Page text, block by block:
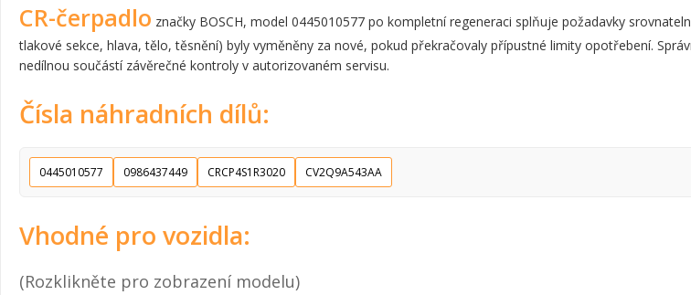
CR-čerpadlo značky BOSCH, model 0445010577 po kompletní regeneraci splňuje požadavky
tlakové sekce, hlava, tělo, těsnění) byly vyměněny za nové, pokud překračovaly přípustné limity opotřebení.
nedílnou součástí závěrečné kontroly v autorizovaném servisu.
Čísla náhradních dílů:
0445010577 0986437449 CRCP4S1R3020 CV2Q9A543AA
Vhodné pro vozidla:
(Rozklikněte pro zobrazení modelu)